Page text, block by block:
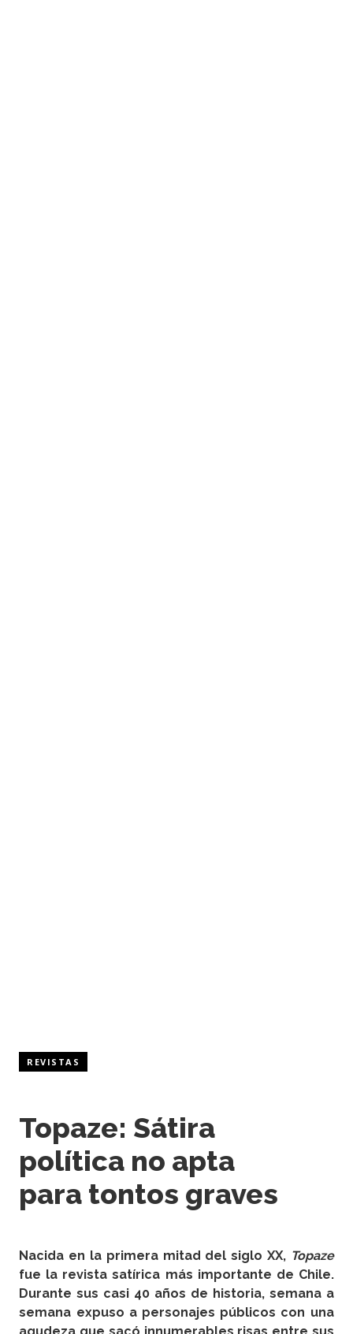
REVISTAS
Topaze: Sátira
política no apta
para tontos graves
Nacida en la primera mitad del siglo XX, Topaze
fue la revista satírica más importante de Chile.
Durante sus casi 40 años de historia, semana a
semana expuso a personajes públicos con una